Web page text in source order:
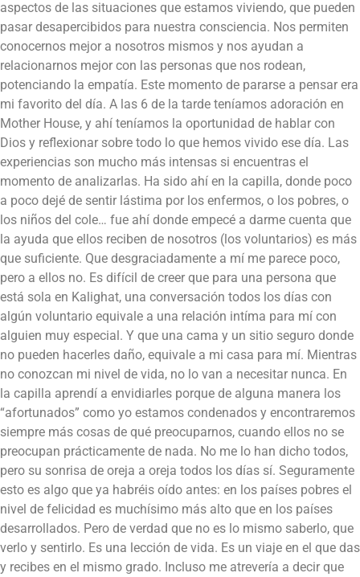
aspectos de las situaciones que estamos viviendo, que pueden
pasar desapercibidos para nuestra consciencia. Nos permiten
conocernos mejor a nosotros mismos y nos ayudan a
relacionarnos mejor con las personas que nos rodean,
potenciando la empatía. Este momento de pararse a pensar era
mi favorito del día. A las 6 de la tarde teníamos adoración en
Mother House, y ahí teníamos la oportunidad de hablar con
Dios y reflexionar sobre todo lo que hemos vivido ese día. Las
experiencias son mucho más intensas si encuentras el
momento de analizarlas. Ha sido ahí en la capilla, donde poco
a poco dejé de sentir lástima por los enfermos, o los pobres, o
los niños del cole… fue ahí donde empecé a darme cuenta que
la ayuda que ellos reciben de nosotros (los voluntarios) es más
que suficiente. Que desgraciadamente a mí me parece poco,
pero a ellos no. Es difícil de creer que para una persona que
está sola en Kalighat, una conversación todos los días con
algún voluntario equivale a una relación intíma para mí con
alguien muy especial. Y que una cama y un sitio seguro donde
no pueden hacerles daño, equivale a mi casa para mí. Mientras
no conozcan mi nivel de vida, no lo van a necesitar nunca. En
la capilla aprendí a envidiarles porque de alguna manera los
“afortunados” como yo estamos condenados y encontraremos
siempre más cosas de qué preocuparnos, cuando ellos no se
preocupan prácticamente de nada. No me lo han dicho todos,
pero su sonrisa de oreja a oreja todos los días sí. Seguramente
esto es algo que ya habréis oído antes: en los países pobres el
nivel de felicidad es muchísimo más alto que en los países
desarrollados. Pero de verdad que no es lo mismo saberlo, que
verlo y sentirlo. Es una lección de vida. Es un viaje en el que das
y recibes en el mismo grado. Incluso me atrevería a decir que